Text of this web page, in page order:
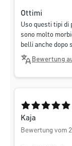
Ottimi
Uso questi tipi di
sono molto
belli anche dopo
Bewertung
Kaja
Bewertung vom